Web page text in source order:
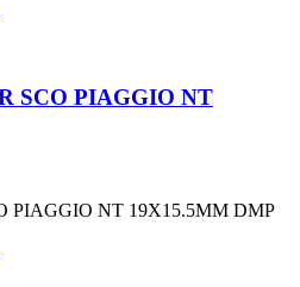
SCO PIAGGIO NT
PIAGGIO NT 19X15.5MM DMP